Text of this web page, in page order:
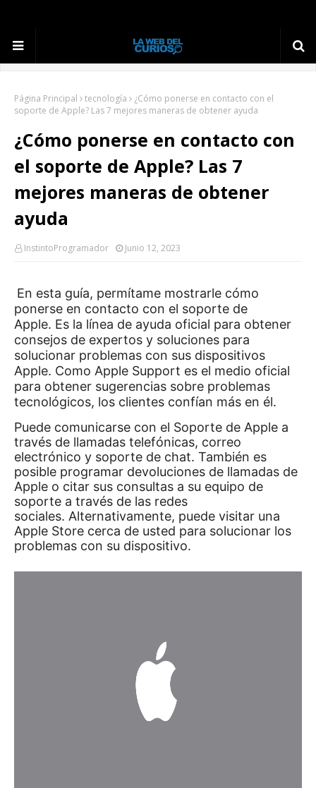
Página Principal tecnología
¿Cómo ponerse en contacto con el
soporte de Apple? Las 7 mejores maneras de obtener ayuda
¿Cómo ponerse en contacto con
el soporte de Apple? Las 7
mejores maneras de obtener
ayuda
InstintoProgramador Junio 12, 2023
En esta guía, permítame mostrarle cómo
ponerse en contacto con el soporte de
Apple. Es la línea de ayuda oficial para obtener
consejos de expertos y soluciones para
solucionar problemas con sus dispositivos
Apple. Como Apple Support es el medio oficial
para obtener sugerencias sobre problemas
tecnológicos, los clientes confían más en él.
Puede comunicarse con el Soporte de Apple a
través de llamadas telefónicas, correo
electrónico y soporte de chat. También es
posible programar devoluciones de llamadas de
Apple o citar sus consultas a su equipo de
soporte a través de las redes
sociales. Alternativamente, puede visitar una
Apple Store cerca de usted para solucionar los
problemas con su dispositivo.